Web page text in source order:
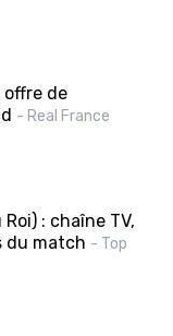
offre de
- Real France
: chaîne TV,
du match - Top